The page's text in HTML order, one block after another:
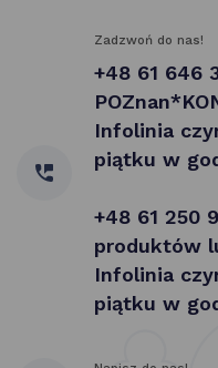
Zadzwoń do nas!
+48 61 646
Infolinia
piątku w
+48 61 250
produktów
Infolinia
piątku w